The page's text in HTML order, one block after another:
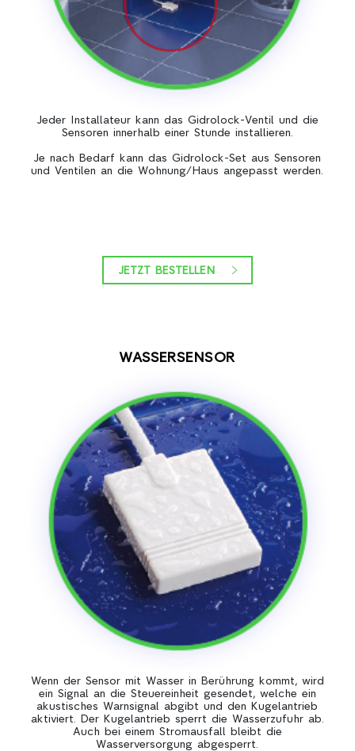
Jeder Installateur kann das Gidrolock-Ventil und die
Sensoren innerhalb einer Stunde installieren.
Je nach Bedarf kann das Gidrolock-Set aus Sensoren
und Ventilen an die Wohnung/Haus angepasst werden.
JETZT BESTELLEN
WASSERSENSOR
Wenn der Sensor mit Wasser in Berührung kommt, wird
ein Signal an die Steuereinheit gesendet, welche ein
akustisches Warnsignal abgibt und den Kugelantrieb
aktiviert. Der Kugelantrieb sperrt die Wasserzufuhr ab.
Auch bei einem Stromausfall bleibt die
Wasserversorgung abgesperrt.